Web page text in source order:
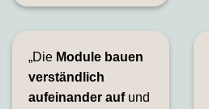
„Die Module bauen
verständlich
aufeinander aufund